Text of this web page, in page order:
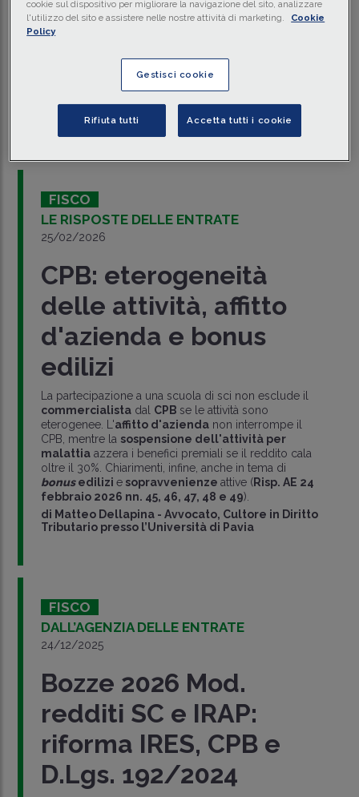
all'acquisto di un immobileesuccessiva
cessione delle partecipazioni
bando di gara e l'operazione è assistita da ragioni
economiche apprezzabili (Cass. 24 luglio 2026 n.
Cass. 27 luglio 2026 n. 24077
Marco Nessi-Dottore Commercialista e
Revisore Legale
FISCO
LE RISPOSTE DELLE ENTRATE
25/02/2026
CPB: eterogeneità
delle attività, affitto
d'azienda e bonus
edilizi
La partecipazione a una scuola di sci non esclude il
commercialistadal CPB se le attività sono
eterogenee. L'affitto d'aziendanon interrompe il
CPB, mentre la sospensione dell'attività per
malattiaazzera i benefici premiali se il reddito cala
oltre il 30%. Chiarimenti, infine, anche in tema di
bonusedilizi esopravvenienze attive (Risp. AE 24
febbraio 2026 nn. 45, 46, 47, 48 e 49).
di Matteo Dellapina - Avvocato, Cultore in Diritto
Tributario presso l’Università di Pavia
FISCO
DALL’AGENZIA DELLE ENTRATE
24/12/2025
Bozze 2026 Mod.
redditi SC e IRAP:
riforma IRES, CPB e
D.Lgs. 192/2024
cookie sul dispositivo per migliorare la navigazione del sito, analizzare
l'utilizzo del sito e assistere nelle nostre attività di marketing.
Cookie
Policy
Gestisci cookie
Rifiuta tutti Accetta tutti i cookie